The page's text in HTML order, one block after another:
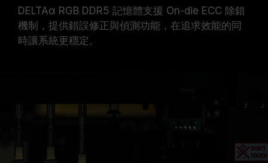
DELTAα RGB DDR5 記憶體支援 On-die ECC 除錯
機制，提供錯誤修正與偵測功能，在追求效能的同
時讓系統更穩定。